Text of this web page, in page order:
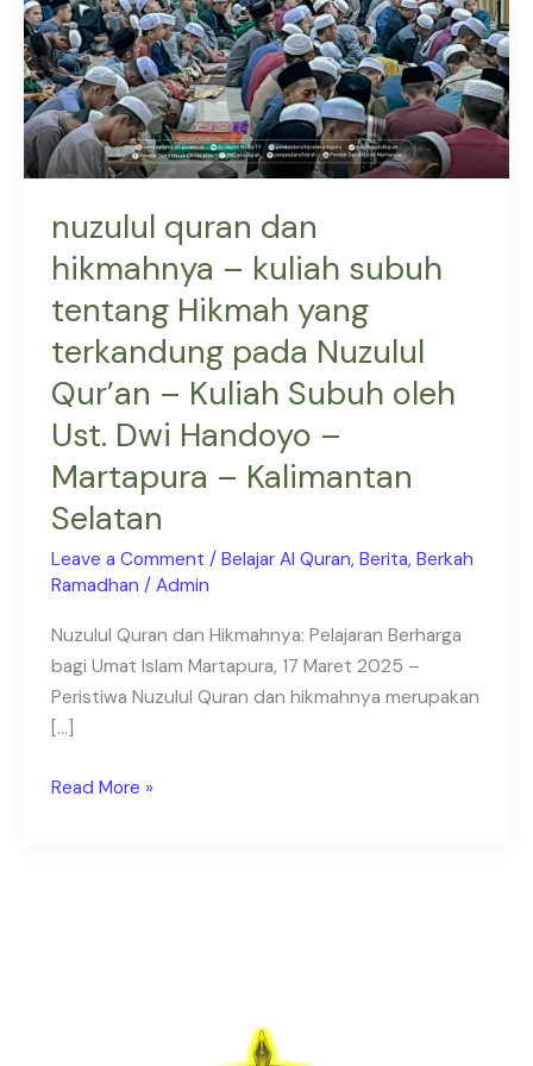
nuzulul quran dan
hikmahnya – kuliah subuh
tentang Hikmah yang
terkandung pada Nuzulul
Qur’an – Kuliah Subuh oleh
Ust. Dwi Handoyo –
Martapura – Kalimantan
Selatan
Leave a Comment /Belajar Al Quran,Berita,Berkah
Ramadhan /Admin
Nuzulul Quran dan Hikmahnya: Pelajaran Berharga
bagi Umat Islam Martapura, 17 Maret 2025 –
Peristiwa Nuzulul Quran dan hikmahnya merupakan
[…]
kuliah
subuh
tentang
Hikmah
yang
terkandung
Nuzulul
Qur’an
–
Subuh
oleh
Ust.
Handoyo
–
Martapura
–
Selatan
Read More »